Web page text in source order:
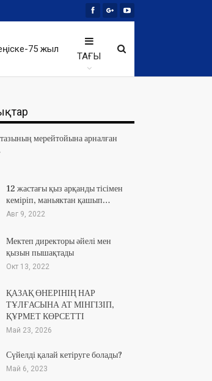
75 жыл
ТАҒЫ
мерейтойына арналған
12 жастағы қыз арқанды тісімен
кеміріп, маньяктан қашып…
Авг 9, 2022
Мектеп директоры әйелі мен
қызын пышақтады
Окт 13, 2022
ҚАЗАҚ ӨНЕРІНІҢ НАР
ТҰЛҒАСЫНА АТ МІНГІЗІП,
ҚҰРМЕТ КӨРСЕТТІ
Май 23, 2026
Сүйелді қалай кетіруге болады?
Май 6, 2023